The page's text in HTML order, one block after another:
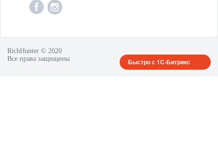
RichHunter © 2020
Все права защищены
Быстро с 1С-Битрикс